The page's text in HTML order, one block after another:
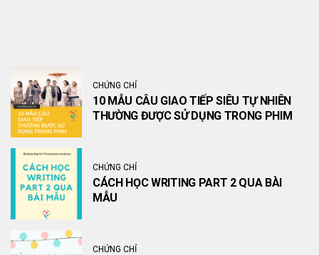
CHỨNG CHỈ
10 MẪU CÂU GIAO TIẾP SIÊU TỰ NHIÊN
THƯỜNG ĐƯỢC SỬ DỤNG TRONG PHIM
CHỨNG CHỈ
CÁCH HỌC WRITING PART 2 QUA BÀI
MẪU
CHỨNG CHỈ